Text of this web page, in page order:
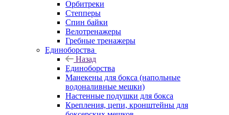
Орбитреки
Степперы
Спин байки
Велотренажеры
Гребные тренажеры
Единоборства
Назад
Единоборства
Манекены для бокса (напольные
водоналивные мешки)
Настенные подушки для бокса
Крепления, цепи, кронштейны для